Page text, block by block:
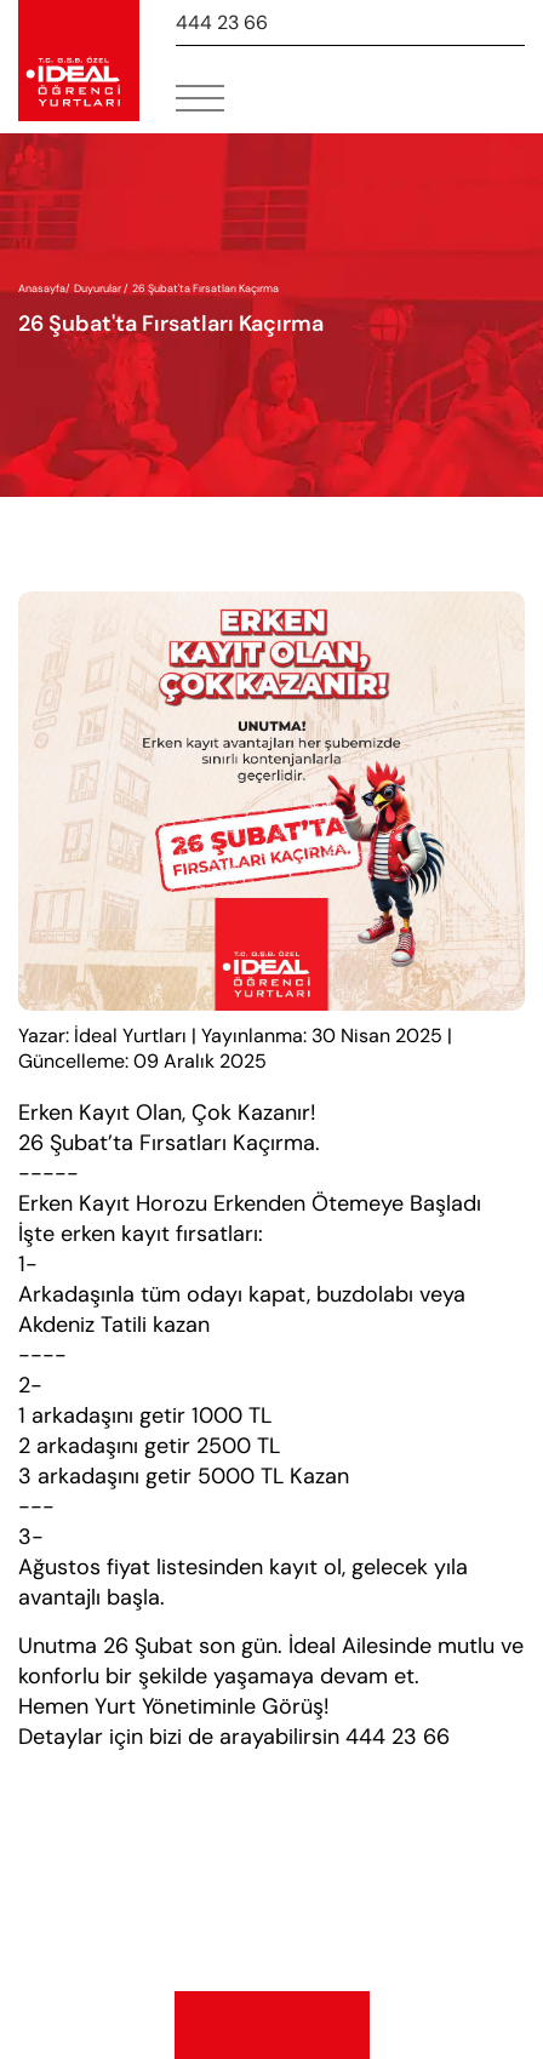
444 23 66
Anasayfa/ Duyurular / 26 Şubat'ta Fırsatları Kaçırma
26 Şubat'ta Fırsatları Kaçırma
Yazar: İdeal Yurtları | Yayınlanma: 30 Nisan 2025 |
Güncelleme: 09 Aralık 2025
Erken Kayıt Olan, Çok Kazanır!
26 Şubat’ta Fırsatları Kaçırma.
-----
Erken Kayıt Horozu Erkenden Ötemeye Başladı
İşte erken kayıt fırsatları:
1-
Arkadaşınla tüm odayı kapat, buzdolabı veya
Akdeniz Tatili kazan
----
2-
1 arkadaşını getir 1000 TL
2 arkadaşını getir 2500 TL
3 arkadaşını getir 5000 TL Kazan
---
3-
Ağustos fiyat listesinden kayıt ol, gelecek yıla
avantajlı başla.
Unutma 26 Şubat son gün. İdeal Ailesinde mutlu ve
konforlu bir şekilde yaşamaya devam et.
Hemen Yurt Yönetiminle Görüş!
Detaylar için bizi de arayabilirsin 444 23 66